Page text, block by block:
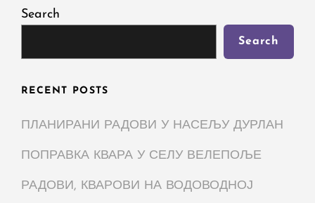
Search
Search
RECENT POSTS
ПЛАНИРАНИ РАДОВИ У НАСЕЉУ ДУРЛАН
ПОПРАВКА КВАРА У СЕЛУ ВЕЛЕПОЉЕ
РАДОВИ, КВАРОВИ НА ВОДОВОДНОЈ